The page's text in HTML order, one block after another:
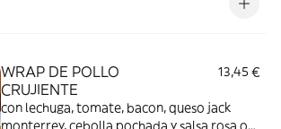
WRAP DE POLLO
CRUJIENTE
13,45 €
con lechuga, tomate, bacon, queso jack
monterrey, cebolla pochada y salsa rosa o